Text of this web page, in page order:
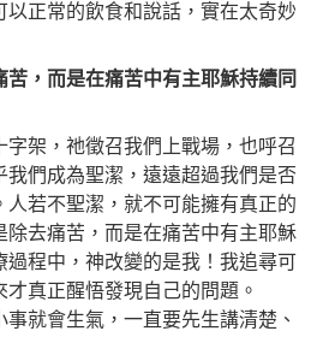
以正常的飲食和說話，實在太奇妙
苦，而是在痛苦中有主耶穌持續同
架，祂徵召我們上戰場，也呼召
我們成為聖潔，遠遠超過我們是否
人若不聖潔，就不可能擁有真正的
除去痛苦，而是在痛苦中有主耶穌
過程中，神改變的是我！我追尋可
真正醒悟發現自己的問題。
就會生氣，一直要先生講清楚、